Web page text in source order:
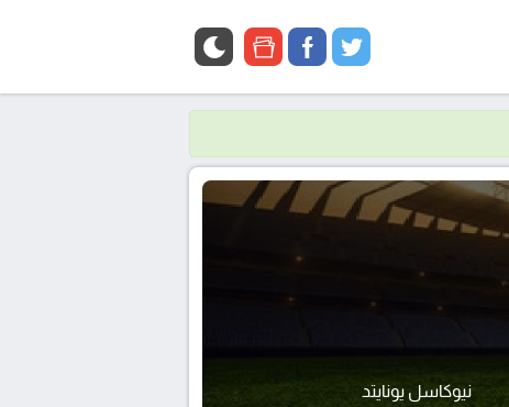
twitter
facebook
google
نيوكاسل يونايتد